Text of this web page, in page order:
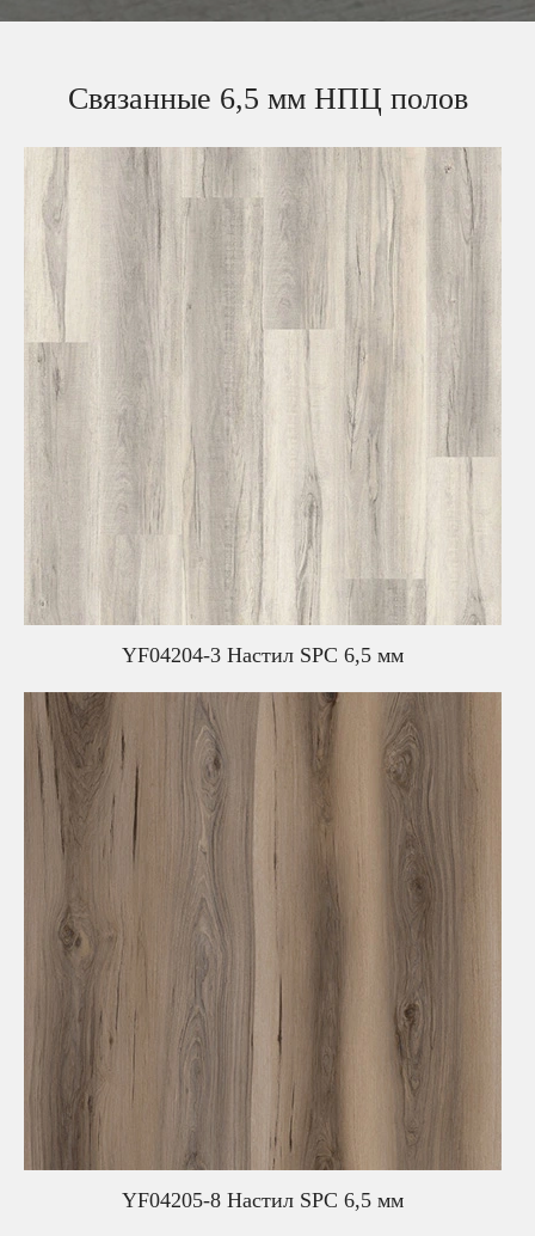
Связанные 6,5 мм НПЦ полов
YF04204-3 Настил SPC 6,5 мм
YF04205-8 Настил SPC 6,5 мм